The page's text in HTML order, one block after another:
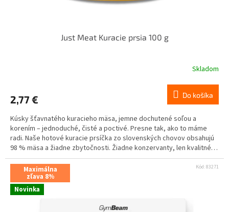
Just Meat Kuracie prsia 100 g
Skladom
2,77 € Do košíka
Kúsky šťavnatého kuracieho mäsa, jemne dochutené soľou a
korením – jednoduché, čisté a poctivé. Presne tak, ako to máme
radi. Naše hotové kuracie prsíčka zo slovenských chovov obsahujú
98 % mäsa a žiadne zbytočnosti. Žiadne konzervanty, len kvalitné
mäso uzavreté v BPA FREE plechovke, ktorá udrží čerstvosť aj plnú
chuť. Kuracie mäso je prirodzene bohaté na bielkoviny a zároveň má
nízky obsah tuku, takže sa skvelo hodí na vyvážené stravovanie aj
aktívny životný štýl. Či už si chceš dať rýchly obed, večeru alebo
proteínovú desiatu, táto pochúťka je hotová za chvíľu. Pridaj k nej
zeleninu, ryžu, cestoviny alebo si ju daj len tak – čistá sila bez
Maximálna
zľava 8%
Novinka
Kód:83271